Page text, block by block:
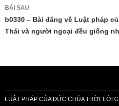
viết
BÀI SAU
b0330 – Bài đăng về Luật pháp
Thái và người ngoại đều giống
LUẬT PHÁP CỦA ĐỨC CHÚA TRỜI: LỜI